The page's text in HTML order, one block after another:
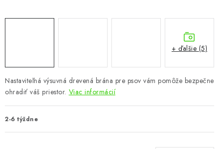
Registrace
Reklamácie a odstúpenie od zmluvy
Obchodné podmienky 2024
Nastaviteľná výsuvná drevená brána pre psov vám pomôže bezpečne
ohradiť váš priestor. Viac informácií
2-6 týždne
+ ďalšie (5)